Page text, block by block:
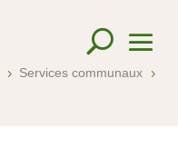
5 Services communaux 5